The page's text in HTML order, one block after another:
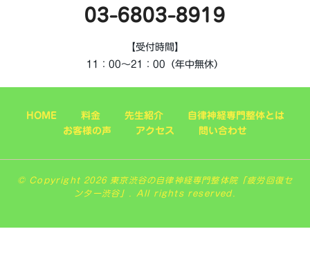
03-6803-8919
【受付時間】
11：00～21：00（年中無休）
HOME 料金 先生紹介
自律神経専門整体とは
お客様の声
アクセス 問い合わせ
© Copyright 2026 東京渋谷の自律神経専門整体院「疲労回復セ
ンター渋谷」. All rights reserved.